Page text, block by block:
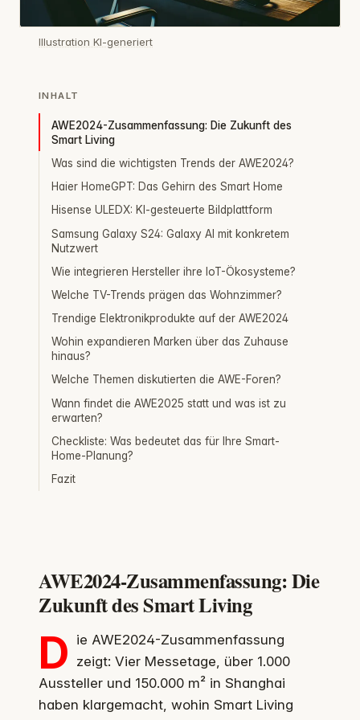
Illustration KI-generiert
INHALT
AWE2024-Zusammenfassung: Die Zukunft des
Smart Living
Was sind die wichtigsten Trends der AWE2024?
Haier HomeGPT: Das Gehirn des Smart Home
Hisense ULEDX: KI-gesteuerte Bildplattform
Samsung Galaxy S24: Galaxy AI mit konkretem
Nutzwert
Wie integrieren Hersteller ihre IoT-Ökosysteme?
Welche TV-Trends prägen das Wohnzimmer?
Trendige Elektronikprodukte auf der AWE2024
Wohin expandieren Marken über das Zuhause
hinaus?
Welche Themen diskutierten die AWE-Foren?
Wann findet die AWE2025 statt und was ist zu
erwarten?
Checkliste: Was bedeutet das für Ihre Smart-
Home-Planung?
Fazit
AWE2024-Zusammenfassung: Die
Zukunft des Smart Living
D ie AWE2024-Zusammenfassung
zeigt: Vier Messetage, über 1.000
Aussteller und 150.000 m² in Shanghai
haben klargemacht, wohin Smart Living